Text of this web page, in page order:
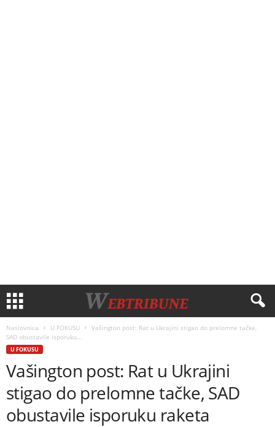
Naslovnica U FOKUSU
Vašington post: Rat u Ukrajini stigao do prelomne tačke,
SAD obustavile isporuku...
U FOKUSU
Vašington post: Rat u Ukrajini
stigao do prelomne tačke, SAD
obustavile isporuku raketa